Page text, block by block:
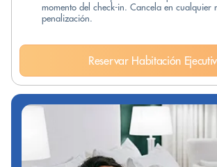
momento del check-in. Cancela en cualquier
penalización.
Reservar Habitación